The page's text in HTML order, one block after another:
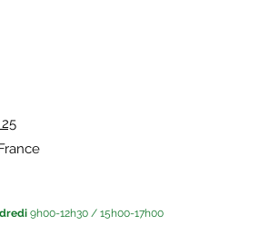
9h00-12h30 / 15h00-17h00